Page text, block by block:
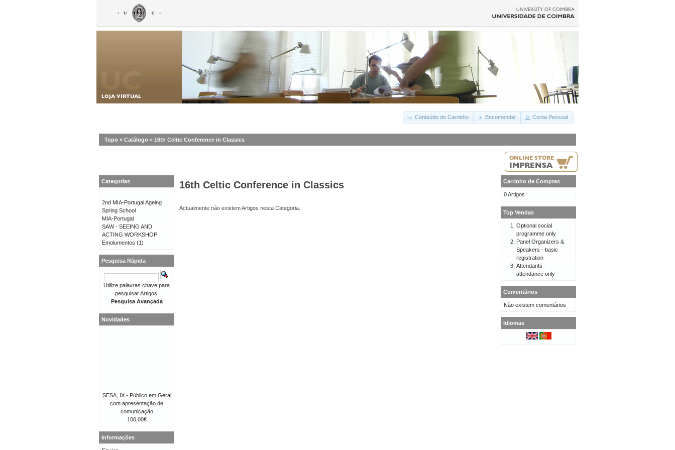
Conteúdo do Carrinho Encomendar Conta Pessoal
Topo » Catálogo » 16th Celtic Conference in Classics
16th Celtic Conference in Classics
Actualmente não existem Artigos nesta Categoria.
Categorias
2nd MIA-Portugal Ageing
Spring School
MIA-Portugal
SAW - SEEING AND
ACTING WORKSHOP
Emolumentos (1)
Pesquisa Rápida
Utilize palavras chave para
pesquisar Artigos.
Pesquisa Avançada
Novidades
SESA, IX - Público em Geral
com apresentação de
comunicação
100,00€
Informações
Carrinho de Compras
0 Artigos
Top Vendas
Optional social
programme only
Panel Organizers &
Speakers - basic
registration
Attendants -
attendance only
Comentários
Não existem comentários
Idiomas